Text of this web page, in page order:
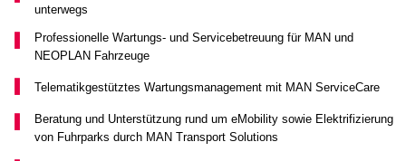
unterwegs
Professionelle Wartungs- und Servicebetreuung für MAN und
NEOPLAN Fahrzeuge
Telematikgestütztes Wartungsmanagement mit MAN ServiceCare
Beratung und Unterstützung rund um eMobility sowie Elektrifizierung
von Fuhrparks durch MAN Transport Solutions